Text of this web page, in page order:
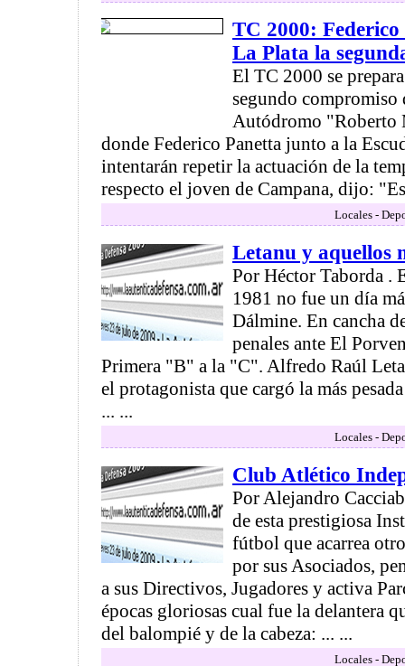
TC 2000:
La Plata la
El TC 2000 se
segundo compromiso
Autódromo "Roberto
donde Federico Panetta junto a la
intentarán repetir la actuación de la
respecto el joven de Campana, dijo:
Locales -
Letanu y aquellos
Por Héctor Taborda .
1981 no fue un día
Dálmine. En cancha
penales ante El
Primera "B" a la "C". Alfredo Raúl
el protagonista que cargó la más
... ...
Locales -
Club Atlético
Por Alejandro
de esta prestigiosa
fútbol que acarrea
por sus Asociados,
a sus Directivos, Jugadores y activa
épocas gloriosas cual fue la delantera
del balompié y de la cabeza: ... ...
Locales -